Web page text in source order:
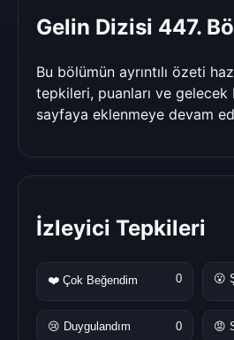
Gelin Dizisi 447.
Bu bölümün ayrıntılı özeti
tepkileri, puanları ve
sayfaya eklenmeye devam
İzleyici Tepkileri
❤️ Çok Beğendim 0 😮
😢 Duygulandım 0 😡